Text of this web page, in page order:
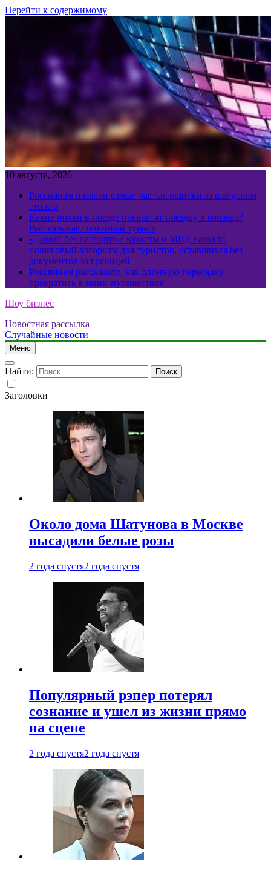
Перейти к содержимому
10 августа, 2026
Россиянам назвали самые частые ошибки за шведским
столом
Какие полки в поезде превратят поездку в кошмар?
Рассказывает опытный турист
«Домой без паспорта»: юристы и МВД назвали
пошаговый алгоритм для туристов, оставшихся без
документов за границей
Россиянам рассказали, как длинную пересадку
превратить в мини-путешествие
Шоу бизнес
Новостная рассылка
Случайные новости
Меню
Найти:
Заголовки
Около дома Шатунова в Москве
высадили белые розы
2 года спустя2 года спустя
Популярный рэпер потерял
сознание и ушел из жизни прямо
на сцене
2 года спустя2 года спустя